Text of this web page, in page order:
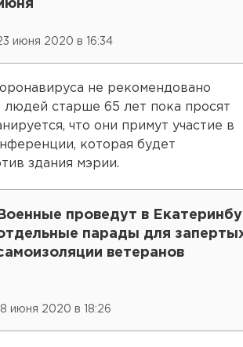
июня 2020 в 16:34
не рекомендовано
старше 65 лет пока просят
что они примут участие в
которая будет
здания мэрии.
Военные проведут в
парады для
ветеранов
18 июня 2020 в 18:26